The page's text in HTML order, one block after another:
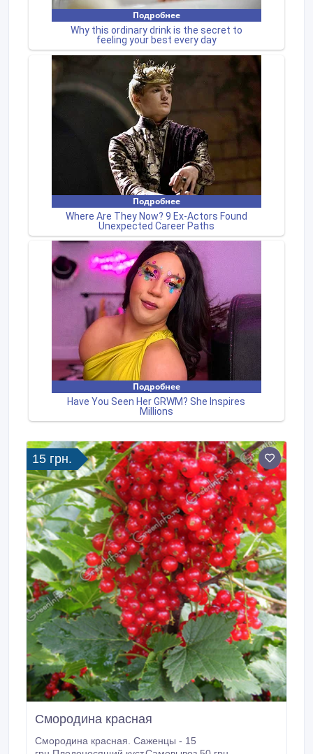
15 грн.
Смородина красная
Смородина красная. Саженцы - 15